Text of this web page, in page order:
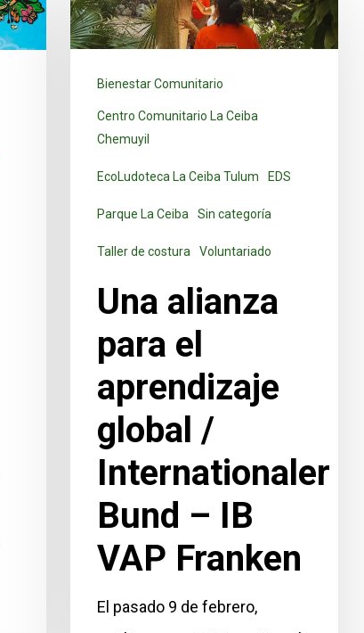
Bienestar Comunitario
Centro Comunitario La Ceiba
Chemuyil
EcoLudoteca La Ceiba Tulum EDS
Parque La Ceiba Sin categoría
Taller de costura Voluntariado
Una alianza
para el
aprendizaje
global /
Internationaler
Bund – IB
VAP Franken
El pasado 9 de febrero,